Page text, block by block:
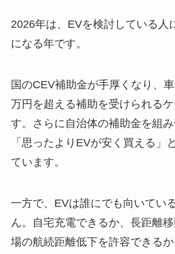
2026年は、EVを検討している人
になる年です。
国のCEV補助金が手厚くなり、
万円を超える補助を受けられる
す。さらに自治体の補助金を組み
「思ったよりEVが安く買える」
ています。
一方で、EVは誰にでも向いてい
ん。自宅充電できるか、長距離
場の航続距離低下を許容できる